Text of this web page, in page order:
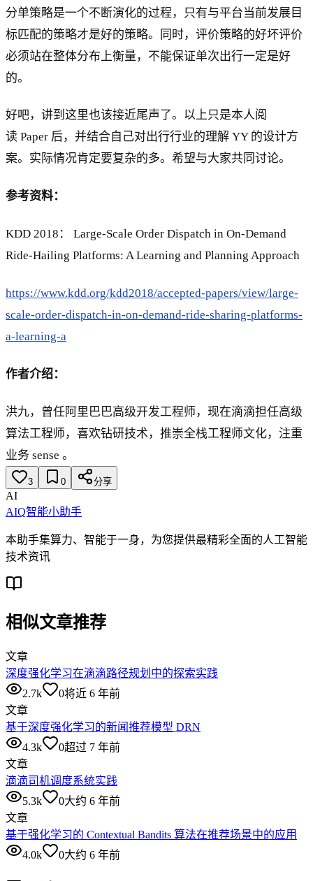
分单策略是一个不断演化的过程，只有与平台当前发展目
标匹配的策略才是好的策略。同时，评价策略的好坏评价
必须站在整体分布上衡量，不能保证单次出行一定是好
的。
好吧，讲到这里也该接近尾声了。以上只是本人阅
读 Paper 后，并结合自己对出行行业的理解 YY 的设计方
案。实际情况肯定要复杂的多。希望与大家共同讨论。
参考资料：
KDD 2018： Large-Scale Order Dispatch in On-Demand
Ride-Hailing Platforms: A Learning and Planning Approach
https://www.kdd.org/kdd2018/accepted-papers/view/large-
scale-order-dispatch-in-on-demand-ride-sharing-platforms-
a-learning-a
作者介绍：
洪九，曾任阿里巴巴高级开发工程师，现在滴滴担任高级
算法工程师，喜欢钻研技术，推崇全栈工程师文化，注重
业务 sense 。
3 0 分享
AI
AIQ智能小助手
本助手集算力、智能于一身，为您提供最精彩全面的人工智能
技术资讯
相似文章推荐
文章
深度强化学习在滴滴路径规划中的探索实践
2.7k
0将近 6 年前
文章
基于深度强化学习的新闻推荐模型 DRN
4.3k
0超过 7 年前
文章
滴滴司机调度系统实践
5.3k
0大约 6 年前
文章
基于强化学习的 Contextual Bandits 算法在推荐场景中的应用
4.0k
0大约 6 年前